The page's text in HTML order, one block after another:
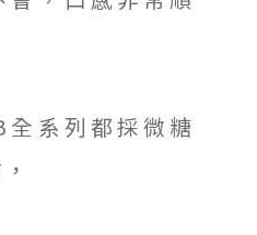
系列都採微糖